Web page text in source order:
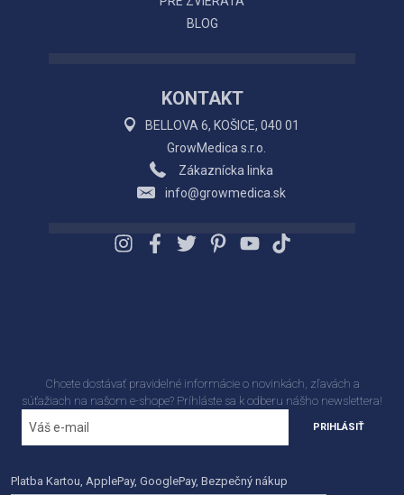
BLOG
KONTAKT
BELLOVA 6, KOŠICE, 040 01
GrowMedica s.r.o.
Zákaznícka linka
info@growmedica.sk
Chcete dostávať pravidelné informácie o novinkách, zľavách a
súťažiach na našom e-shope? Príhláste sa k odberu nášho newslettera!
PRIHLÁSIŤ
Platba Kartou, ApplePay, GooglePay, Bezpečný nákup